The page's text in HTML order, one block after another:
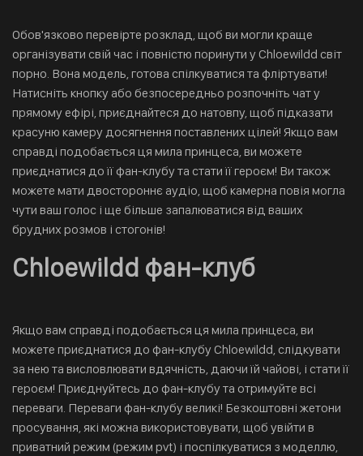
Обов'язково перевірте розклад, щоб ви могли краще
організувати свій час і повністю поринути у Chloewildd світ
порно. Вона модель, готова спілкуватися та фліртувати!
Натисніть кнопку або безпосередньо розпочніть чат у
прямому ефірі, приєднайтеся до натовпу, щоб підказати
красуню камеру досягнення поставлених цілей! Якщо вам
справді подобається ця мила принцеса, ви можете
приєднатися до її фан-клубу та стати її героєм! Ви також
можете мати двостороннє аудіо, щоб камерна повія могла
чути ваш голос і ще більше запалюватися від ваших
брудних розмов і стогонів!
Chloewildd фан-клуб
Якщо вам справді подобається ця мила принцеса, ви
можете приєднатися до фан-клубу Chloewildd, слідкувати
за нею та висловлювати вдячність, даючи їй чайові, і стати її
героєм! Приєднуйтесь до фан-клубу та отримуйте всі
переваги. Переваги фан-клубу великі! Безкоштовні жетони
просування, які можна використовувати, щоб увійти в
приватний режим (режим pvt) і поспілкуватися з моделлю,